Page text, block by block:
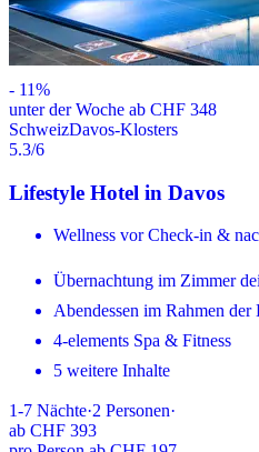
- 11%
unter der Woche ab CHF 348
SchweizDavos-Klosters
5.3/6
Lifestyle Hotel in Davos
Wellness vor Check-in &
Übernachtung im Zimmer
Abendessen im Rahmen der
4-elements Spa & Fitness
5 weitere Inhalte
1-7 Nächte·2 Personen·
ab CHF 393